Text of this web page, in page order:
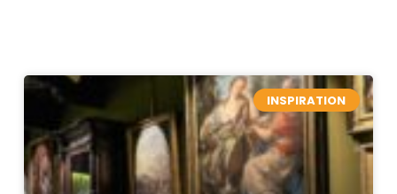
INSPIRATION